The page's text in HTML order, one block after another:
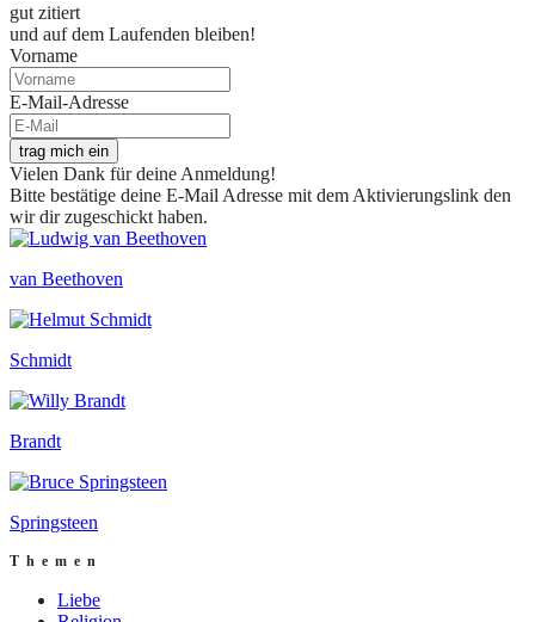
gut zitiert
und auf dem Laufenden bleiben!
Vorname
E-Mail-Adresse
trag mich ein
Vielen Dank für deine Anmeldung!
Bitte bestätige deine E-Mail Adresse mit dem Aktivierungslink den
wir dir zugeschickt haben.
van Beethoven
Schmidt
Brandt
Springsteen
Themen
Liebe